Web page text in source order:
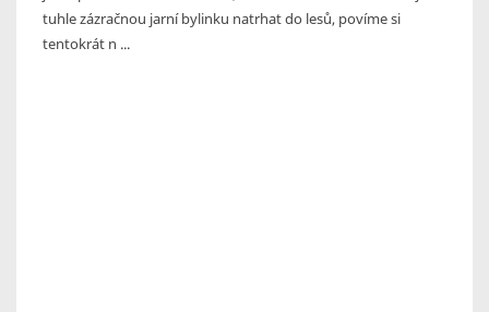
tuhle zázračnou jarní bylinku natrhat do lesů, povíme si
tentokrát n ...